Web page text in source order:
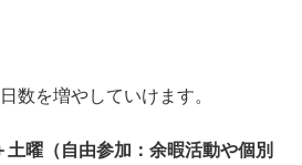
数を増やしていけます。
曜（自由参加：余暇活動や個別